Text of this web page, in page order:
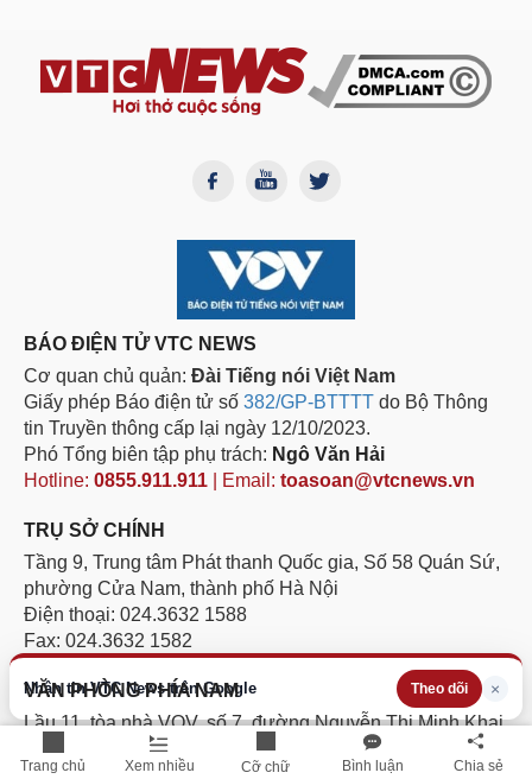
Trang chủ Xem nhiều Cỡ chữ Bình luận Chia sẻ
Nhận tin VTC News trên Google Theo dõi ×
BÁO ĐIỆN TỬ VTC NEWS
Cơ quan chủ quản: Đài Tiếng nói Việt Nam
Giấy phép Báo điện tử số 382/GP-BTTTT do Bộ Thông
tin Truyền thông cấp lại ngày 12/10/2023.
Phó Tổng biên tập phụ trách: Ngô Văn Hải
Hotline: 0855.911.911 | Email: toasoan@vtcnews.vn
TRỤ SỞ CHÍNH
Tầng 9, Trung tâm Phát thanh Quốc gia, Số 58 Quán Sứ,
phường Cửa Nam, thành phố Hà Nội
Điện thoại: 024.3632 1588
Fax: 024.3632 1582
VĂN PHÒNG PHÍA NAM
Lầu 11, tòa nhà VOV, số 7, đường Nguyễn Thị Minh Khai,
phường Sài Gòn, Thành phố Hồ Chí Minh.